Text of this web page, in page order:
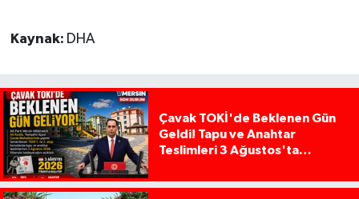
Kaynak: DHA
Çavak TOKİ'de Beklenen Gün
Geldi! Tapu ve Anahtar
Teslimleri 3 Ağustos'ta